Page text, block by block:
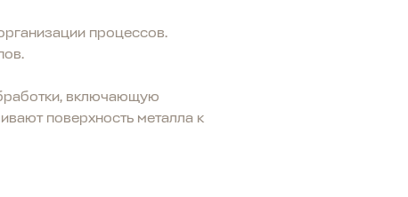
процессов.
включающую
поверхность металла к